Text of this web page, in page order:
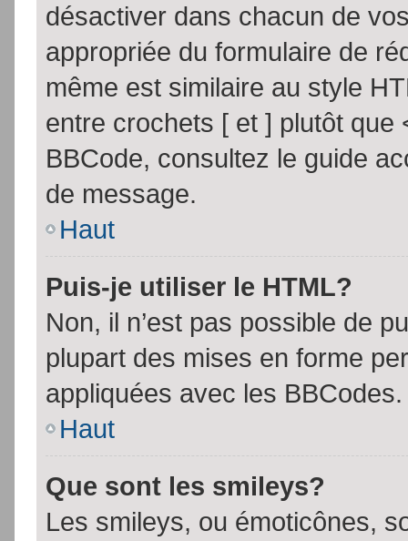
désactiver dans chacun de
appropriée du formulaire de
même est similaire au style
entre crochets [ et ] plutôt que
BBCode, consultez le guide
de message.
Haut
Puis-je utiliser le HTML?
Non, il n’est pas possible de
plupart des mises en forme
appliquées avec les BBCodes.
Haut
Que sont les smileys?
Les smileys, ou émoticônes,